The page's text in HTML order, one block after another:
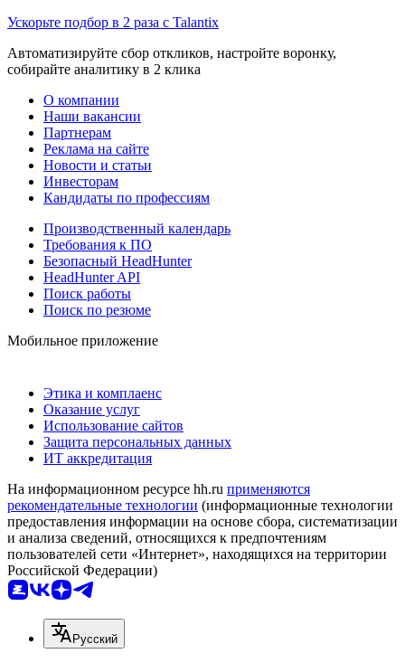
Ускорьте подбор в 2 раза с Talantix
Автоматизируйте сбор откликов, настройте воронку,
собирайте аналитику в 2 клика
О компании
Наши вакансии
Партнерам
Реклама на сайте
Новости и статьи
Инвесторам
Кандидаты по профессиям
Производственный календарь
Требования к ПО
Безопасный HeadHunter
HeadHunter API
Поиск работы
Поиск по резюме
Мобильное приложение
Этика и комплаенс
Оказание услуг
Использование сайтов
Защита персональных данных
ИТ аккредитация
На информационном ресурсе hh.ru применяются
рекомендательные технологии (информационные технологии
предоставления информации на основе сбора, систематизации
и анализа сведений, относящихся к предпочтениям
пользователей сети «Интернет», находящихся на территории
Российской Федерации)
Русский